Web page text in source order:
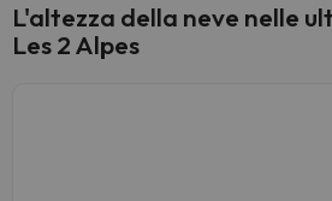
L'altezza della neve nelle
Les 2 Alpes